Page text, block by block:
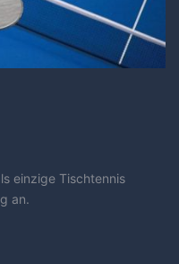
einzige Tischtennis
an.